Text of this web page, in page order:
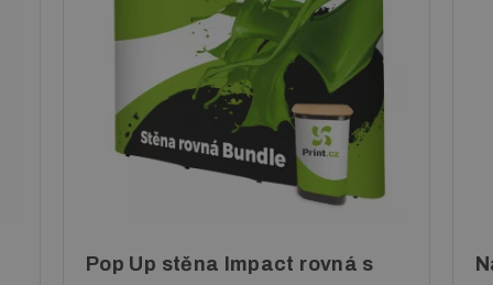
Pop Up stěna Impact rovná s